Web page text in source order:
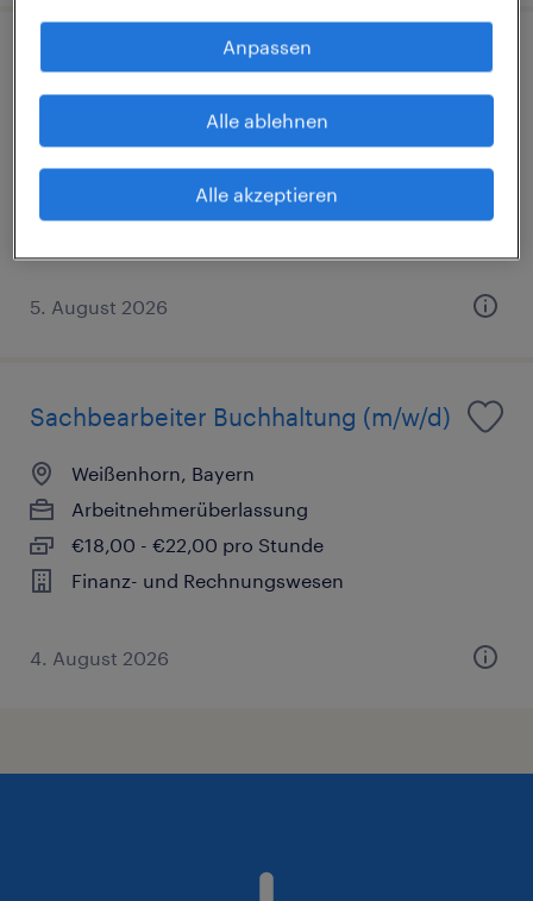
Buchhalter (m/w/d)
Memmingen, Bayern
€3.500 - €4.000 pro Monat
Finanz- und Rechnungswesen
5. August 2026
Sachbearbeiter Buchhaltung (m/w/d)
Weißenhorn, Bayern
Arbeitnehmerüberlassung
€18,00 - €22,00 pro Stunde
Finanz- und Rechnungswesen
4. August 2026
Anpassen
Alle ablehnen
Alle akzeptieren